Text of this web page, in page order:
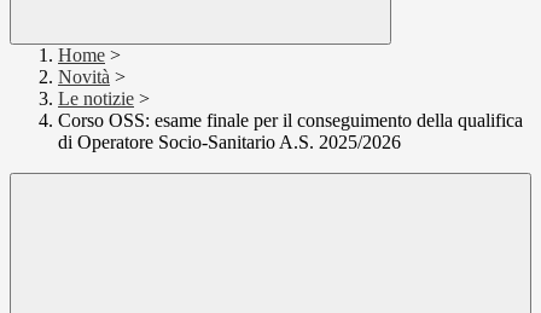
Home >
Novità >
Le notizie >
Corso OSS: esame finale per il conseguimento della qualifica
di Operatore Socio-Sanitario A.S. 2025/2026